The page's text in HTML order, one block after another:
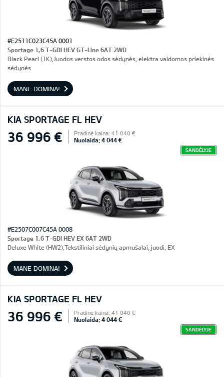
#E2511C023C45A 0001
Sportage 1,6 T-GDI HEV GT-Line 6AT 2WD
Black Pearl (1K),Juodos verstos odos sėdynės, elektra valdomos priekinės
sėdynės
MANE DOMINA!
KIA SPORTAGE FL HEV
36 996 € Pradinė kaina: 41 040 €
Nuolaida: 4 044 €
SANDĖLYJE
#E2507C007C45A 0008
Sportage 1,6 T-GDI HEV EX 6AT 2WD
Deluxe White (HW2),Tekstiliniai sėdynių apmušalai, juodi, EX
MANE DOMINA!
KIA SPORTAGE FL HEV
36 996 € Pradinė kaina: 41 040 €
Nuolaida: 4 044 €
SANDĖLYJE